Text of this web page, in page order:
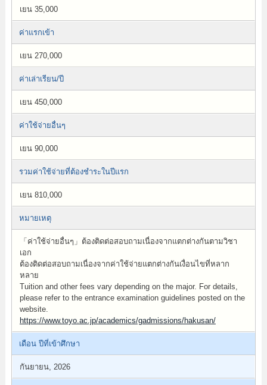
เยน 35,000
ค่าแรกเข้า
เยน 270,000
ค่าเล่าเรียน/ปี
เยน 450,000
ค่าใช้จ่ายอื่นๆ
เยน 90,000
รวมค่าใช้จ่ายที่ต้องชำระในปีแรก
เยน 810,000
หมายเหตุ
「ค่าใช้จ่ายอื่นๆ」ต้องติดต่อสอบถามเนื่องจากแตกต่างกันตามวิชา
เอก
ต้องติดต่อสอบถามเนื่องจากค่าใช้จ่ายแตกต่างกันเงื่อนไขที่หลาก
หลาย
Tuition and other fees vary depending on the major. For details,
please refer to the entrance examination guidelines posted on the
website.
https://www.toyo.ac.jp/academics/gadmissions/hakusan/
เดือน ปีที่เข้าศึกษา
กันยายน, 2026